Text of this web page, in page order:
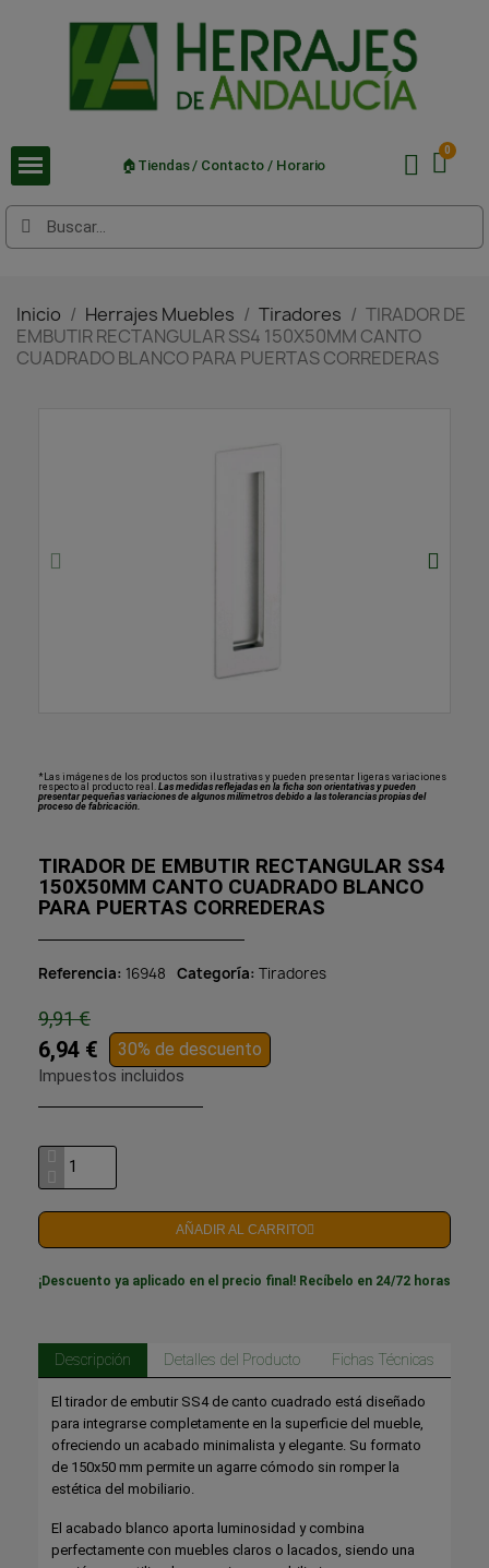
🏠Tiendas / Contacto / Horario
Inicio Herrajes Muebles Tiradores
TIRADOR DE
EMBUTIR RECTANGULAR SS4 150X50MM CANTO
CUADRADO BLANCO PARA PUERTAS CORREDERAS
*Las imágenes de los productos son ilustrativas y pueden presentar ligeras variaciones
respecto al producto real. Las medidas reflejadas en la ficha son orientativas y pueden
presentar pequeñas variaciones de algunos milímetros debido a las tolerancias propias del
proceso de fabricación.
TIRADOR DE EMBUTIR RECTANGULAR SS4
150X50MM CANTO CUADRADO BLANCO
PARA PUERTAS CORREDERAS
Referencia 16948 Categoría Tiradores
9,91 €
6,94 € 30% de descuento
Impuestos incluidos
AÑADIR AL CARRITO
¡Descuento ya aplicado en el precio final! Recíbelo en 24/72 horas
Descripción Detalles del Producto Fichas Técnicas
El tirador de embutir SS4 de canto cuadrado está diseñado
para integrarse completamente en la superficie del mueble,
ofreciendo un acabado minimalista y elegante. Su formato
de 150x50 mm permite un agarre cómodo sin romper la
estética del mobiliario.
El acabado blanco aporta luminosidad y combina
perfectamente con muebles claros o lacados, siendo una